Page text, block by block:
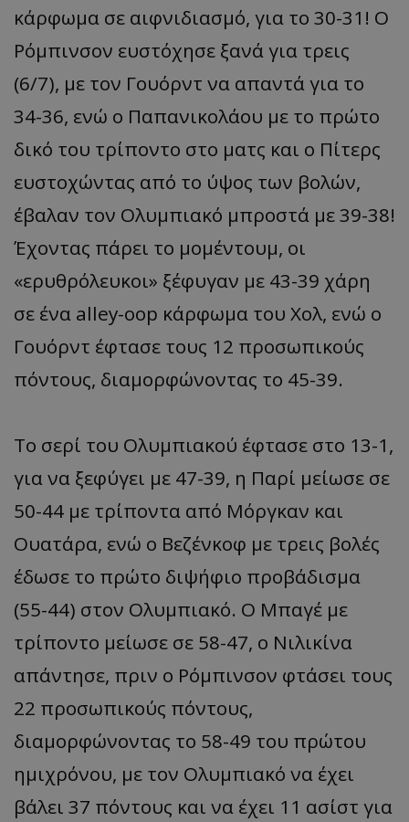
κάρφωμα σε αιφνιδιασμό, για το 30-31! Ο
Ρόμπινσον ευστόχησε ξανά για τρεις
(6/7), με τον Γουόρντ να απαντά για το
34-36, ενώ ο Παπανικολάου με το πρώτο
δικό του τρίποντο στο ματς και ο Πίτερς
ευστοχώντας από το ύψος των βολών,
έβαλαν τον Ολυμπιακό μπροστά με 39-38!
Έχοντας πάρει το μομέντουμ, οι
«ερυθρόλευκοι» ξέφυγαν με 43-39 χάρη
σε ένα alley-oop κάρφωμα του Χολ, ενώ ο
Γουόρντ έφτασε τους 12 προσωπικούς
πόντους, διαμορφώνοντας το 45-39.
Το σερί του Ολυμπιακού έφτασε στο 13-1,
για να ξεφύγει με 47-39, η Παρί μείωσε σε
50-44 με τρίποντα από Μόργκαν και
Ουατάρα, ενώ ο Βεζένκοφ με τρεις βολές
έδωσε το πρώτο διψήφιο προβάδισμα
(55-44) στον Ολυμπιακό. Ο Μπαγέ με
τρίποντο μείωσε σε 58-47, ο Νιλικίνα
απάντησε, πριν ο Ρόμπινσον φτάσει τους
22 προσωπικούς πόντους,
διαμορφώνοντας το 58-49 του πρώτου
ημιχρόνου, με τον Ολυμπιακό να έχει
βάλει 37 πόντους και να έχει 11 ασίστ για